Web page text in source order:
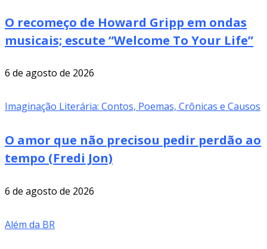
O recomeço de Howard Gripp em ondas
musicais; escute “Welcome To Your Life”
6 de agosto de 2026
Imaginação Literária: Contos, Poemas, Crônicas e Causos
O amor que não precisou pedir perdão ao
tempo (Fredi Jon)
6 de agosto de 2026
Além da BR